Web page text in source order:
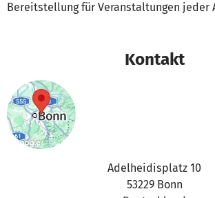
Bereitstellung für Veranstaltungen jeder
Kontakt
Adelheidisplatz 10
53229 Bonn